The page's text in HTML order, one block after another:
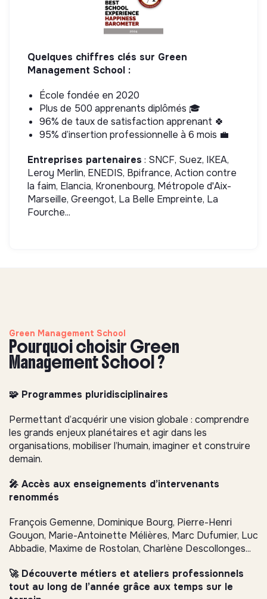
Quelques chiffres clés sur Green
Management School :
École fondée en 2020
Plus de 500 apprenants diplômés 🎓
96% de taux de satisfaction apprenant 🍀
95% d’insertion professionnelle à 6 mois 💼
Entreprises partenaires : SNCF, Suez, IKEA,
Leroy Merlin, ENEDIS, Bpifrance, Action contre
la faim, Elancia, Kronenbourg, Métropole d'Aix-
Marseille, Greengot, La Belle Empreinte, La
Fourche...
Green Management School
Pourquoi choisir Green
Management School ?
🧩 Programmes pluridisciplinaires
Permettant d’acquérir une vision globale : comprendre
les grands enjeux planétaires et agir dans les
organisations, mobiliser l’humain, imaginer et construire
demain.
🎤 Accès aux enseignements d’intervenants
renommés
François Gemenne, Dominique Bourg, Pierre-Henri
Gouyon, Marie-Antoinette Mélières, Marc Dufumier, Luc
Abbadie, Maxime de Rostolan, Charlène Descollonges...
🚀 Découverte métiers et ateliers professionnels
tout au long de l’année grâce aux temps sur le